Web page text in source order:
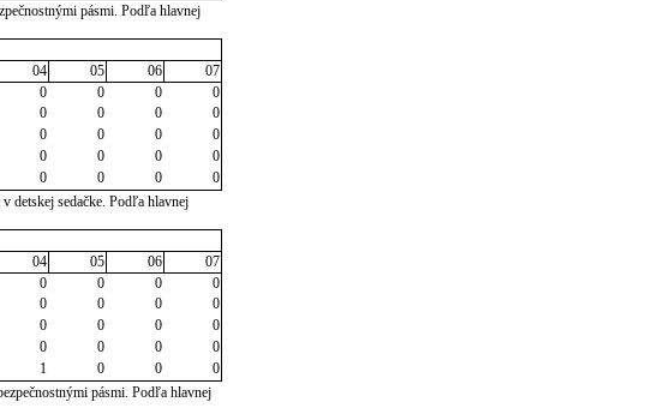
pásmi. Podľa hlavnej
04 05 06
07
0 0 0
0
0 0 0
0
0 0 0
0
0 0 0
0
0 0 0
0
detskej sedačke. Podľa hlavnej
04 05 06
07
0 0 0
0
0 0 0
0
0 0 0
0
0 0 0
0
1 0 0
0
pásmi. Podľa hlavnej